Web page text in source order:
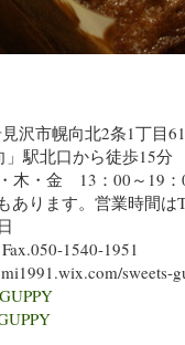
沢市幌向北2条1丁目
」駅北口から徒歩15分
木・金 13：00～19：
あります。営業時間は
1540-1951
sweets-